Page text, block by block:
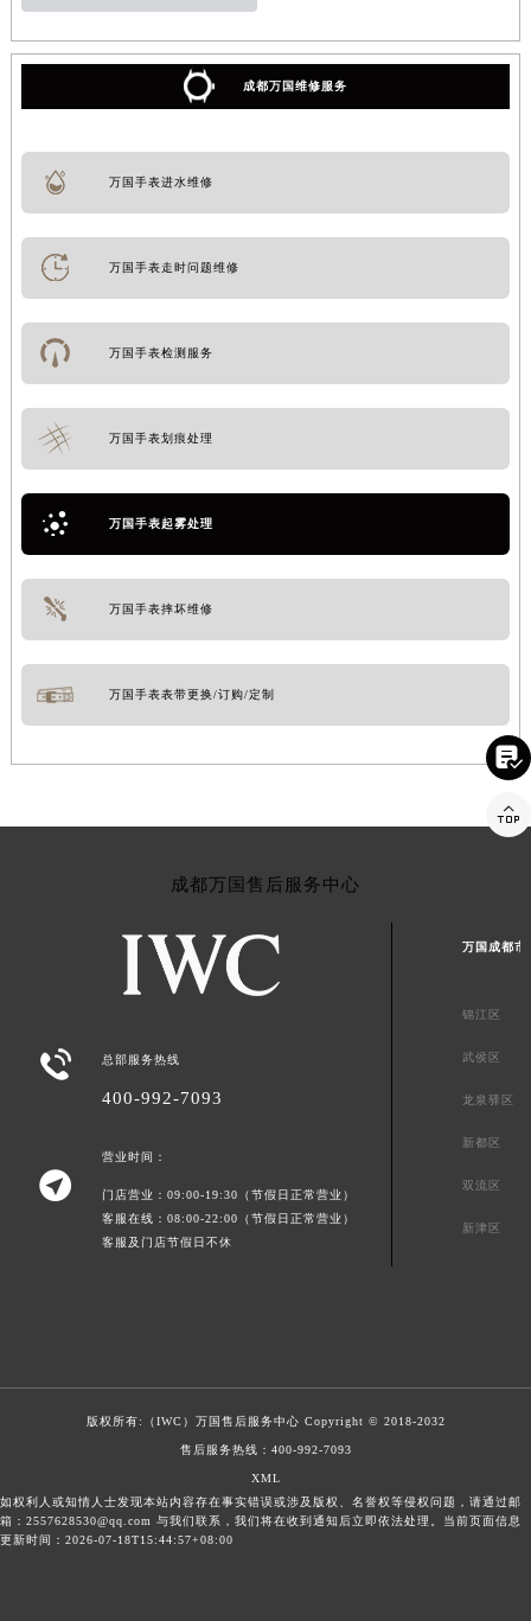
成都万国维修服务
万国手表进水维修
万国手表走时问题维修
万国手表检测服务
万国手表划痕处理
万国手表起雾处理
万国手表摔坏维修
万国手表表带更换/订购/定制
成都万国售后服务中心
 总部服务热线
400-992-7093

营业时间：
门店营业：09:00-19:30（节假日正常营业）
客服在线：08:00-22:00（节假日正常营业）
客服及门店节假日不休
万国成都市
锦江区
武侯区
龙泉驿区
新都区
双流区
新津区
版权所有:（IWC） 万国售后服务中心 Copyright © 2018-2032
售后服务热线： 400-992-7093
XML
如权利人或知情人士发现本站内容存在事实错误或涉及版权、名誉权等侵权问题，请通过邮
箱：2557628530@qq.com 与我们联系，我们将在收到通知后立即依法处理。当前页面信息
更新时间：2026-07-18T15:44:57+08:00

